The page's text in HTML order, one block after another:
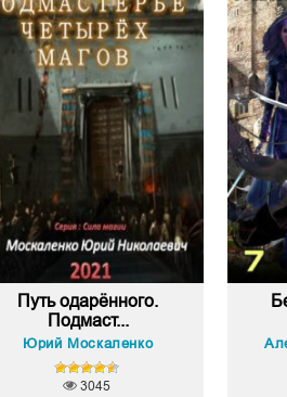
Путь одарённого.
Подмаст...
Юрий Москаленко
3045